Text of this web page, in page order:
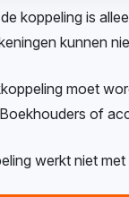
de koppeling is
kunnen
moet
of
werkt niet